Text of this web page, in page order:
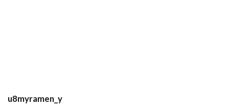
u8myramen_y